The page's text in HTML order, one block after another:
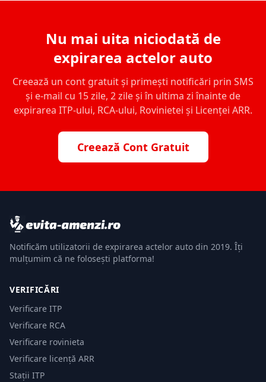
Nu mai uita niciodată de
expirarea actelor auto
Creează un cont gratuit și primești notificări prin SMS
și e-mail cu 15 zile, 2 zile și în ultima zi înainte de
expirarea ITP-ului, RCA-ului, Rovinietei și Licenței ARR.
Creează Cont Gratuit
Notificăm utilizatorii de expirarea actelor auto din 2019. Îți
mulțumim că ne folosești platforma!
VERIFICĂRI
Verificare ITP
Verificare RCA
Verificare rovinieta
Verificare licență ARR
Stații ITP